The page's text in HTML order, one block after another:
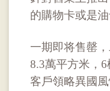
的購物卡或是
一期即将售罄
8.3萬平方米，
客戶領略異國